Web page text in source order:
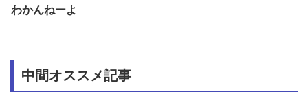
わかんねーよ
中間オススメ記事